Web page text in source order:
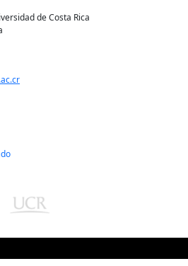
de Costa Rica